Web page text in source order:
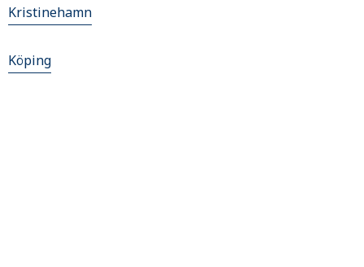
Kristinehamn
Köping